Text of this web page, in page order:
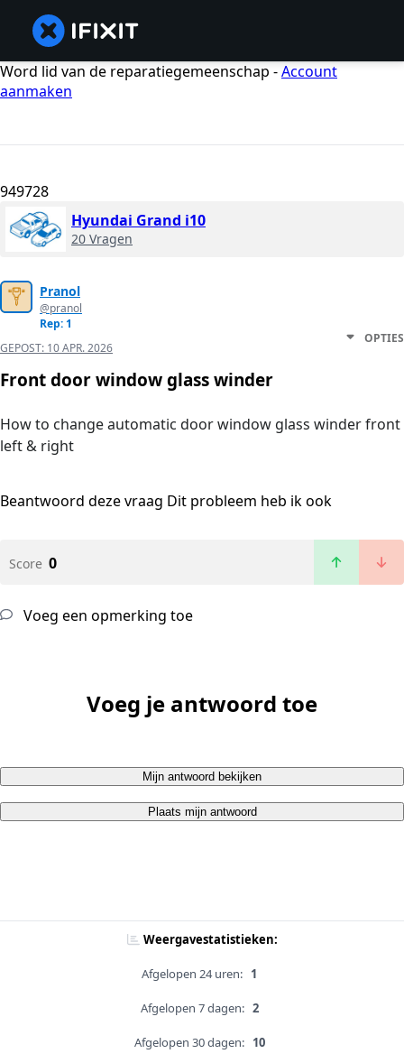
Word lid van de reparatiegemeenschap -Account
aanmaken
949728
Hyundai Grand i10
20 Vragen
Pranol
@pranol
Rep: 1
GEPOST: 10 APR. 2026
OPTIES
Front door window glass winder
How to change automatic door window glass winder front
left & right
Beantwoord deze vraag Dit probleem heb ik ook
Score 0
Voeg een opmerking toe
Voeg je antwoord toe
Mijn antwoord bekijken
Plaats mijn antwoord
Weergavestatistieken:
Afgelopen 24 uren: 1
Afgelopen 7 dagen: 2
Afgelopen 30 dagen: 10